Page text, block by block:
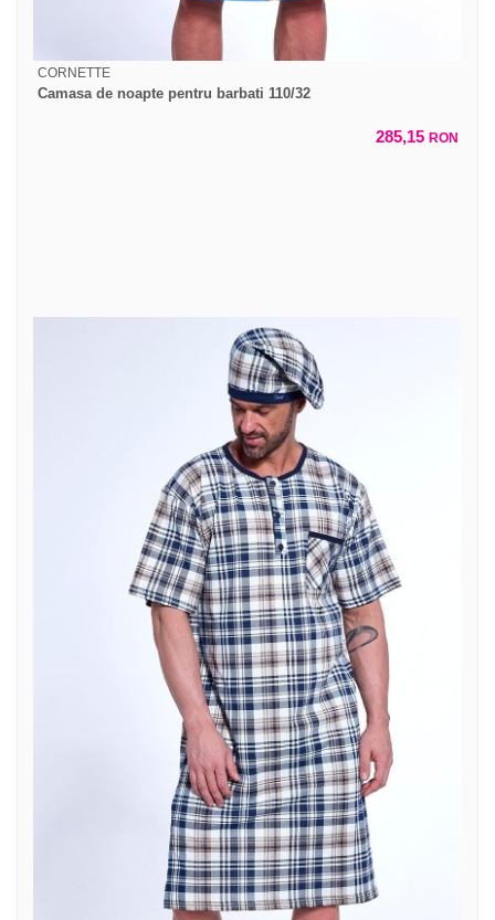
CORNETTE
Camasa de noapte pentru barbati 110/32
285,15 RON